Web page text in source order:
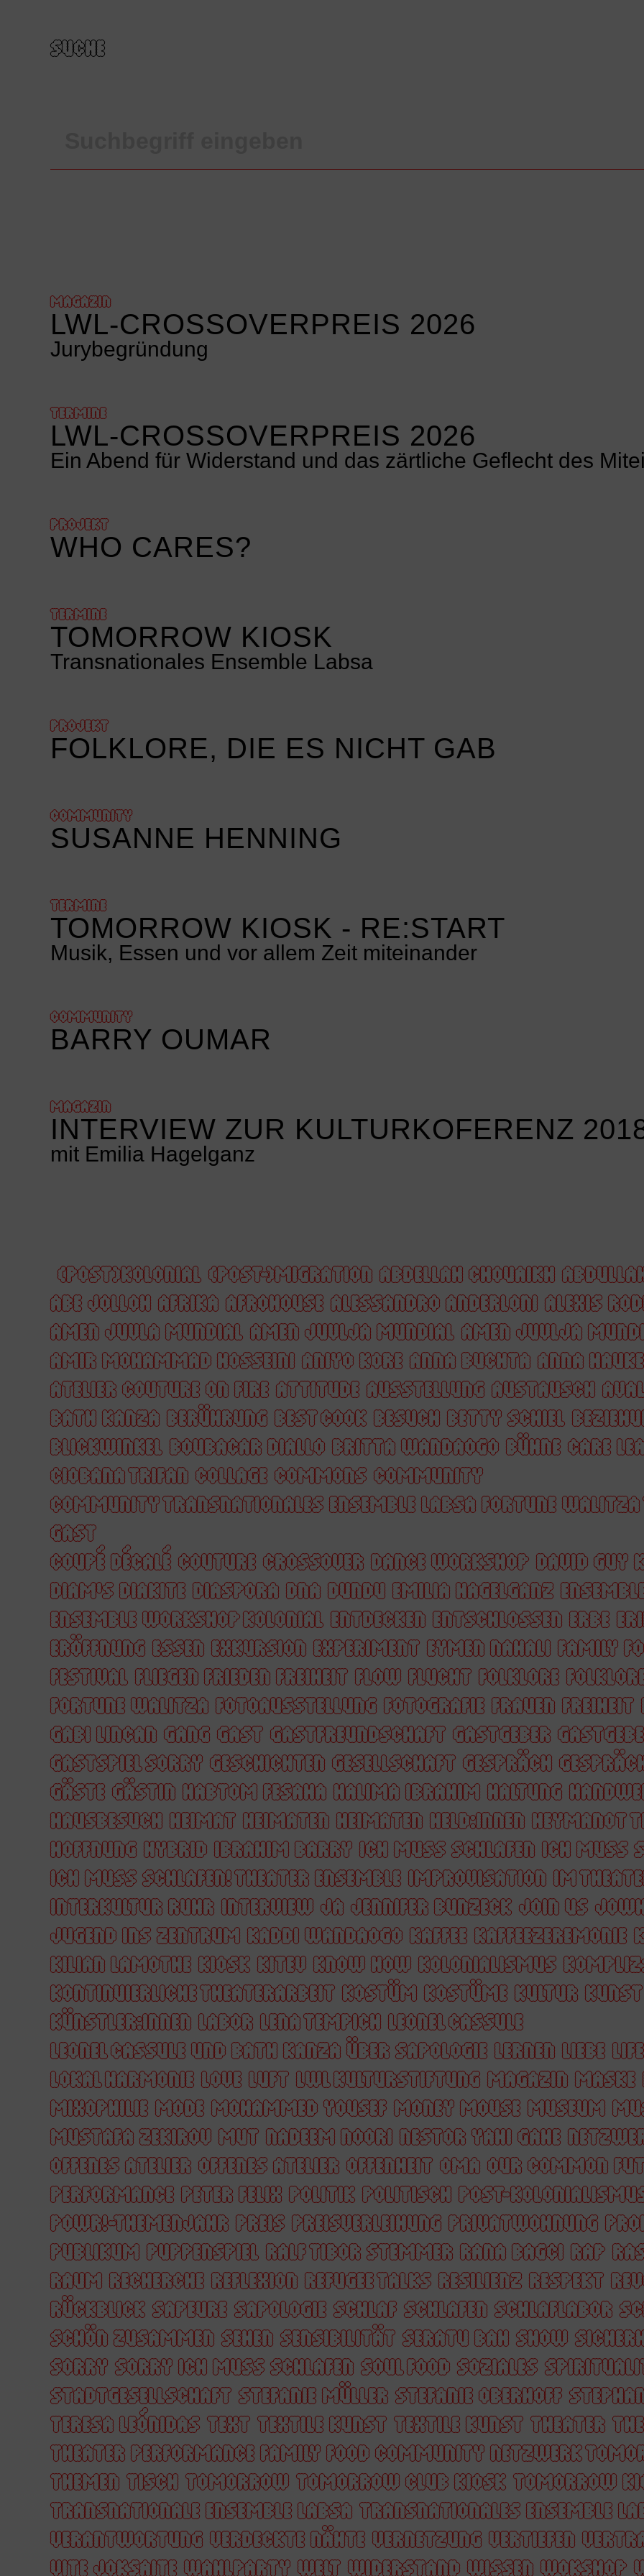
SUCHE
MAGAZIN
LWL-CROSSOVERPREIS 2026
Jurybegründung
TERMINE
LWL-CROSSOVERPREIS 2026
Ein Abend für Widerstand und das zärtliche Geflecht des
PROJEKT
WHO CARES?
TERMINE
TOMORROW KIOSK
Transnationales Ensemble Labsa
PROJEKT
FOLKLORE, DIE ES NICHT GAB
COMMUNITY
SUSANNE HENNING
TERMINE
TOMORROW KIOSK - RE:START
Musik, Essen und vor allem Zeit miteinander
COMMUNITY
BARRY OUMAR
MAGAZIN
INTERVIEW ZUR KULTURKOFERENZ
mit Emilia Hagelganz
(POST)KOLONIAL (POST-)MIGRATION ABDELLAH CHOUAIKH
ABE JOLLOH AFRIKA AFROHOUSE ALESSANDRO ANDERLONI ALEXIS
AMEN JUVLA MUNDIAL AMEN JUVLJA MUNDIAL AMEN JUVLJA
AMIR MOHAMMAD HOSSEINI ANIYO KORE ANNA BUCHTA ANNA HAUKE
ATELIER COUTURE ON FIRE ATTITUDE AUSSTELLUNG AUSTAUSCH
BATH KANZA BERÜHRUNG BEST COOK BESUCH BETTY SCHIEL
BLICKWINKEL BOUBACAR DIALLO BRITTA WANDAOGO BÜHNE CARE
CIOBANA TRIFAN COLLAGE COMMONS COMMUNITY
COMMUNITY TRANSNATIONALES ENSEMBLE LABSA FORTUNE
GAST
COUPÉ DÉCALÉ COUTURE CROSSOVER DANCE WORKSHOP DAVID GUY
DIAM'S DIAKITE DIASPORA DNA DUNDU EMILIA HAGELGANZ
ENSEMBLE WORKSHOP KOLONIAL ENTDECKEN ENTSCHLOSSEN ERBE
ERÖFFNUNG ESSEN EXKURSION EXPERIMENT EYMEN NAHALI FAMILY
FESTIVAL FLIEGEN FRIEDEN FREIHEIT FLOW FLUCHT FOLKLORE
FORTUNE WALITZA FOTOAUSSTELLUNG FOTOGRAFIE FRAUEN FREIHEIT
GABI LINCAN GANG GAST GASTFREUNDSCHAFT GASTGEBER
GASTSPIEL SORRY GESCHICHTEN GESELLSCHAFT GESPRÄCH
GÄSTE GÄSTIN HABTOM FESAHA HALIMA IBRAHIM HALTUNG
HAUSBESUCH HEIMAT HEIMATEN HEIMATEN HELD:INNEN HEYMANOT
HOFFNUNG HYBRID IBRAHIM BARRY ICH MUSS SCHLAFEN ICH MUSS
ICH MUSS SCHLAFEN! THEATER ENSEMBLE IMPROVISATION IM
INTERKULTUR RUHR INTERVIEW JA JENNIFER BUNZECK JOIN US
JUGEND INS ZENTRUM KADDI WANDAOGO KAFFEE KAFFEEZEREMONIE
KILIAN LAMOTHE KIOSK KITEV KNOW HOW KOLONIALISMUS
KONTINUIERLICHE THEATERARBEIT KOSTÜM KOSTÜME KULTUR KUNST
KÜNSTLER:INNEN LABOR LENA TEMPICH LEONEL CASSULE
LEONEL CASSULE UND BATH KANZA ÜBER SAPOLOGIE LERNEN LIEBE
LOKAL HARMONIE LOVE LUFT LWL KULTURSTIFTUNG MAGAZIN MASKE
MIXOPHILIE MODE MOHAMMED YOUSEF MONEY MOUSE MUSEUM
MUSTAFA ZEKIROV MUT NADEEM NOORI NESTOR YAHI GAHE
OFFENES ATELIER OFFENES ATELIER OFFENHEIT OMA OUR COMMON
PERFORMANCE PETER FELIX POLITIK POLITISCH POST-
POWR!-THEMENJAHR PREIS PREISVERLEIHUNG PRIVATWOHNUNG
PUBLIKUM PUPPENSPIEL RALF TIBOR STEMMER RANA BAGCI RAP
RAUM RECHERCHE REFLEXION REFUGEE TALKS RESILIENZ RESPEKT
RÜCKBLICK SAPEURE SAPOLOGIE SCHLAF SCHLAFEN SCHLAFLABOR
SCHÖN ZUSAMMEN SEHEN SENSIBILITÄT SERATU BAH SHOW
SORRY SORRY ICH MUSS SCHLAFEN SOUL FOOD SOZIALES
STADTGESELLSCHAFT STEFANIE MÜLLER STEFANIE OBERHOFF
TERESA LEÓNIDAS TEXT TEXTILE KUNST TEXTILE KUNST THEATER
THEATER PERFORMANCE FAMILY FOOD COMMUNITY NETZWERK
THEMEN TISCH TOMORROW TOMORROW CLUB KIOSK TOMORROW
TRANSNATIONALE ENSEMBLE LABSA TRANSNATIONALES ENSEMBLE
VERANTWORTUNG VERDECKTE NÄHTE VERNETZUNG VERTIEFEN
VITE JOKSAITE WAHLPARTY WELT WIDERSTAND WISSEN WOKSHOP